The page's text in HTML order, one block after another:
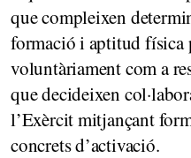
que compleixen
formació i aptitud física
voluntàriament com a
que decideixen
l’Exèrcit mitjançant
concrets d’activació.